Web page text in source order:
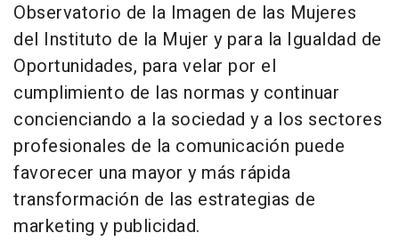
Observatorio de la Imagen de las Mujeres
del Instituto de la Mujer y para la Igualdad de
Oportunidades, para velar por el
cumplimiento de las normas y continuar
concienciando a la sociedad y a los sectores
profesionales de la comunicación puede
favorecer una mayor y más rápida
transformación de las estrategias de
marketing y publicidad.